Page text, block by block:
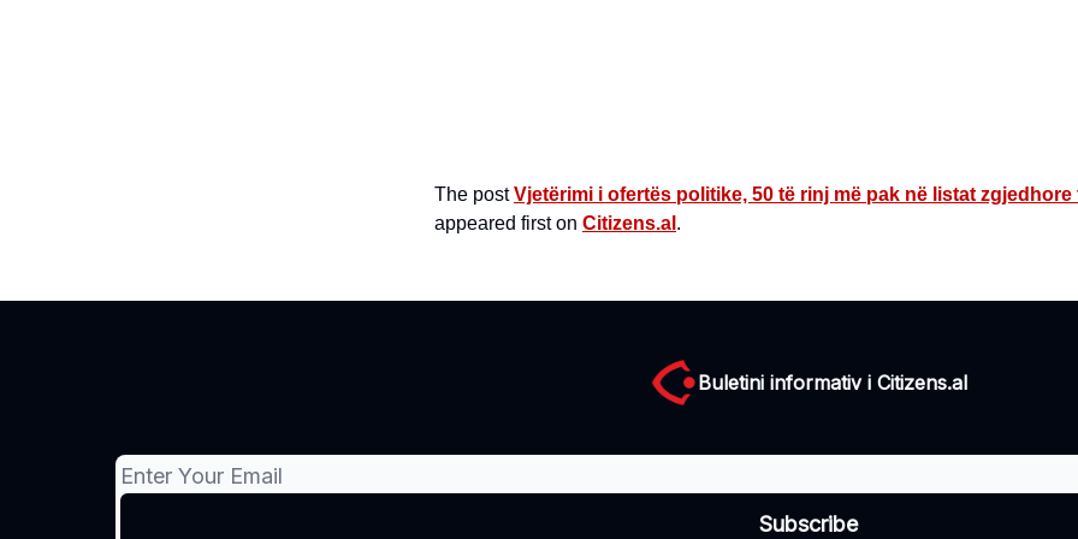
The postVjetërimi i ofertës politike, 50 të rinj më pak në listat zgjedhore
appeared first on Citizens.al .
Buletini informativ i Citizens.al